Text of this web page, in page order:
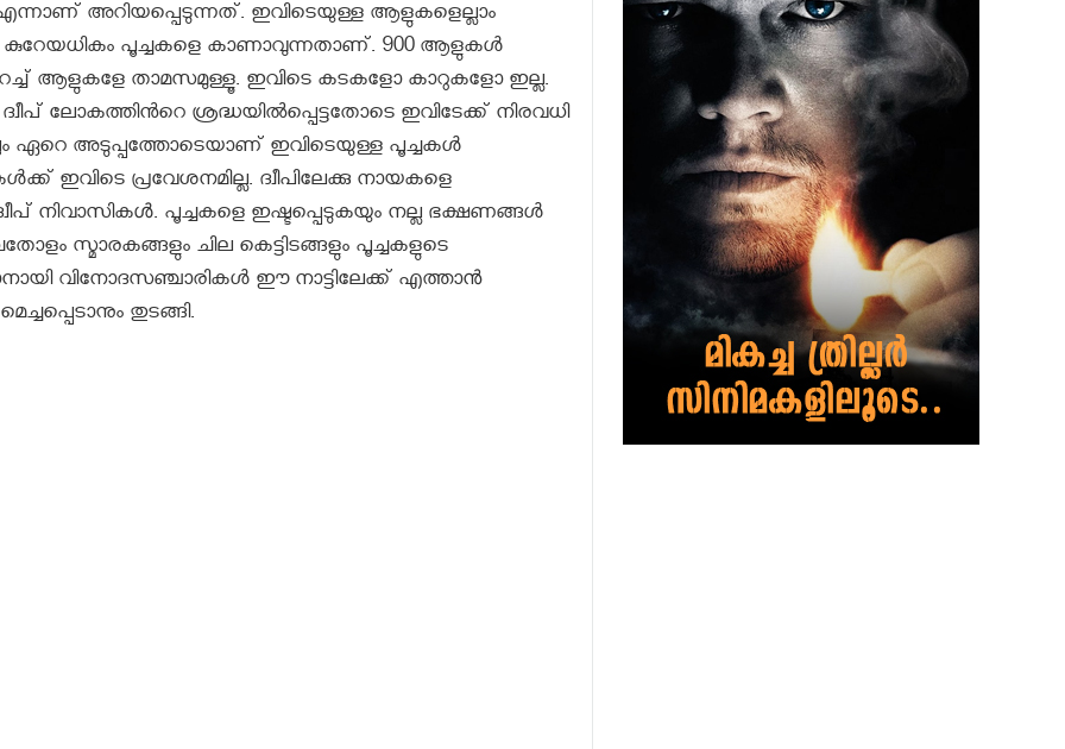
അറിയപ്പെടുന്നത്. ഇവിടെയുള്ള ആളുകളെല്ലാം
കുറേയധികം പൂച്ചകളെ കാണാവുന്നതാണ്. 900 ആളുകള്‍
ആളുകളേ താമസമുള്ളൂ. ഇവിടെ കടകളോ കാറുകളോ ഇല്ല.
ലോകത്തിന്‍റെ ശ്രദ്ധയില്‍പ്പെട്ടതോടെ ഇവിടേക്ക് നിരവധി
ഏറെ അടുപ്പത്തോടെയാണ് ഇവിടെയുള്ള പൂച്ചകള്‍
ഇവിടെ പ്രവേശനമില്ല. ദ്വീപിലേക്കു നായകളെ
നിവാസികൾ. പൂച്ചകളെ ഇഷ്ടപ്പെടുകയും നല്ല ഭക്ഷണങ്ങള്‍
സ്മാരകങ്ങളും ചില കെട്ടിടങ്ങളും പൂച്ചകളുടെ
വിനോദസഞ്ചാരികള്‍ ഈ നാട്ടിലേക്ക് എത്താൻ
തുടങ്ങി.